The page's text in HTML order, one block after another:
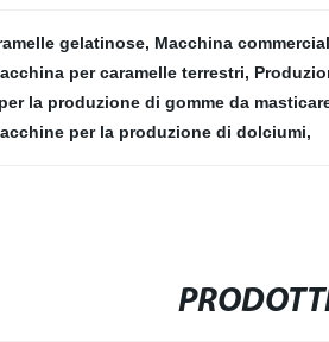
gelatinose, Macchina
per caramelle terrestri,
la produzione di gomme da
per la produzione di dolciumi,